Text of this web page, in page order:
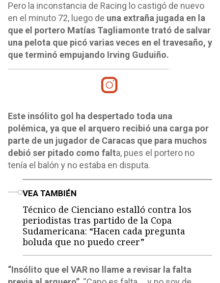
Pero la inconstancia de Racing lo castigó de nuevo
en el minuto 72, luego de una extraña jugada en la
que el portero Matías Tagliamonte trató de salvar
una pelota que picó varias veces en el travesaño, y
que terminó empujando Irving Guduiño.
Este insólito gol ha despertado toda una
polémica, ya que el arquero recibió una carga por
parte de un jugador de Caracas que para muchos
debió ser pitado como falta, pues el portero no
tenía el balón y no estaba en disputa.
VEA TAMBIÉN
Técnico de Cienciano estalló contra los
periodistas tras partido de la Copa
Sudamericana: “Hacen cada pregunta
boluda que no puedo creer”
“Insólito que el VAR no llame a revisar la falta